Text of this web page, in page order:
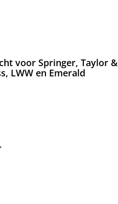
voor Springer, Taylor &
LWW en Emerald